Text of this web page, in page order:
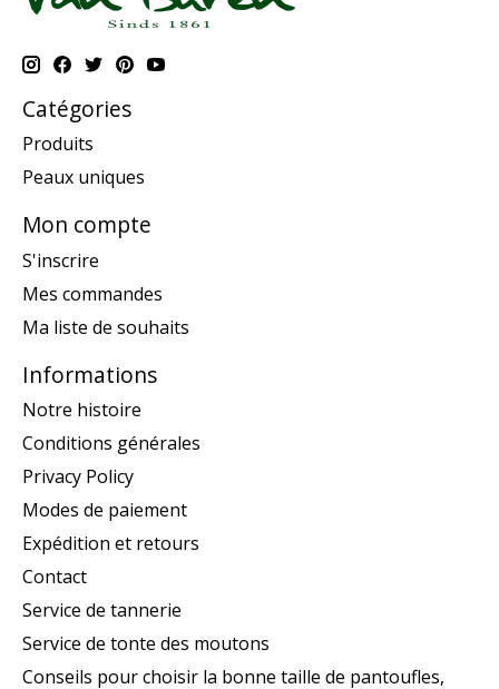
Catégories
Produits
Peaux uniques
Mon compte
S'inscrire
Mes commandes
Ma liste de souhaits
Informations
Notre histoire
Conditions générales
Privacy Policy
Modes de paiement
Expédition et retours
Contact
Service de tannerie
Service de tonte des moutons
Conseils pour choisir la bonne taille de pantoufles,